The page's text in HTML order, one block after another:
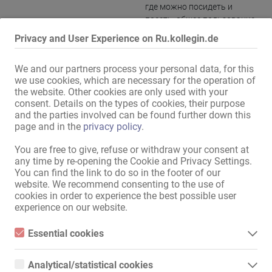
Privacy and User Experience on Ru.kollegin.de
We and our partners process your personal data, for this
we use cookies, which are necessary for the operation of
the website. Other cookies are only used with your
consent. Details on the types of cookies, their purpose
and the parties involved can be found further down this
page and in the privacy policy.
You are free to give, refuse or withdraw your consent at
any time by re-opening the Cookie and Privacy Settings.
You can find the link to do so in the footer of our
website. We recommend consenting to the use of
cookies in order to experience the best possible user
experience on our website.
Essential cookies
Essential cookies are all cookies necessary for the operation of
function properly without these cookies.
Analytical/statistical cookies
где можно посидеть и
поесть,общее пользование
Ванна:
Душ,Ванна с джакузи
пользование
Показать всю информацию
!! Забронируйте свой отдельный номер в Гессене прямо сейчас
Превосходное расположение - съезд с автомагистрали A5
Приватность и конфиденциальность
Массажистки также приветствуются
Мы предлагаем:
- Полностью оборудованную кухню с микроволновой печью,
грилем, духовкой и плитой